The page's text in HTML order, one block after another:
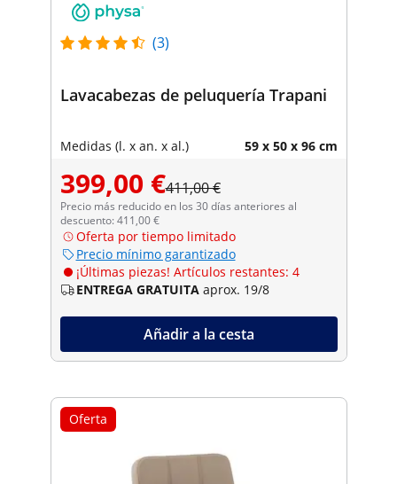
(3)
Lavacabezas de peluquería Trapani
Medidas (l. x an. x al.) 59 x 50 x 96 cm
399,00 €411,00 €
Precio más reducido en los 30 días anteriores al
descuento: 411,00 €
Oferta por tiempo limitado
Precio mínimo garantizado
¡Últimas piezas! Artículos restantes: 4
ENTREGA GRATUITA aprox. 19/8
Añadir a la cesta
Oferta